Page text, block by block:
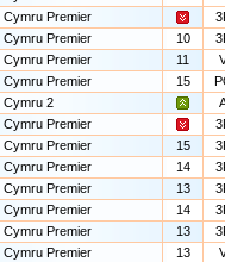
Cymru Premier
Cymru Premier 10
Cymru Premier 11
Cymru Premier 15
Cymru 2
Cymru Premier
Cymru Premier 15
Cymru Premier 14
Cymru Premier 13
Cymru Premier 14
Cymru Premier 13
Cymru Premier 13